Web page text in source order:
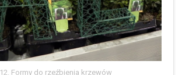
Formy do rzeźbienia krzewów